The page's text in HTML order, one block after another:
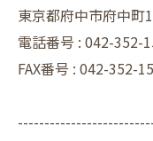
東京都府中市府中町
電話番号 : 042-352-
FAX番号 : 042-352-